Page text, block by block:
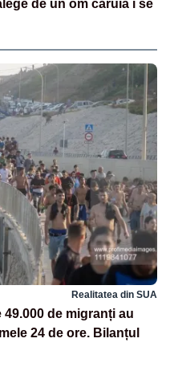
de un om căruia i se
Realitatea din SUA
de migranți au
24 de ore. Bilanțul